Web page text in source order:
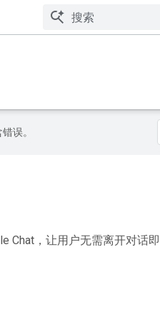
误。
Chat，让用户无需离开对话